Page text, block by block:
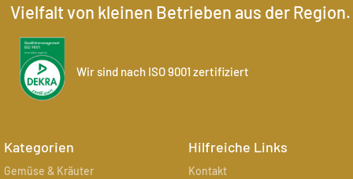
Vielfalt von kleinen Betrieben aus der Region.
Wir sind nach ISO 9001 zertifiziert
Kategorien
Gemüse & Kräuter
Hilfreiche Links
Kontakt